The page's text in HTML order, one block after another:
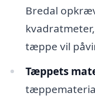
Bredal
tæppe vil
Tæppets